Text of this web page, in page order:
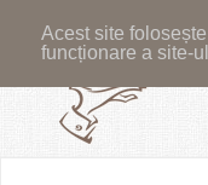
Acest site
funcționare a site-